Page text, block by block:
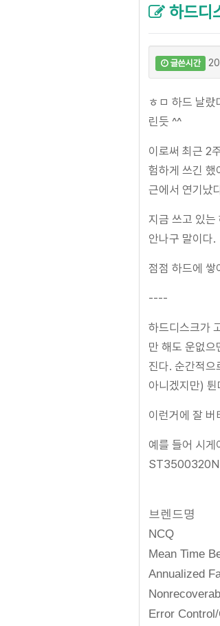
하드디
글쓴시간
ㅎㅁ 하드 날
린듯 ^^
이로써 최근 2
험하게 쓰긴 했
근에서 연기났
지금 쓰고 있
안나구 말이다.
점점 하드에
----
하드디스크가
만 해도 운없
진다. 순간적
아니겠지만) 튄
이런거에 잘
예를 들어 시
브렌드
Mean
Error